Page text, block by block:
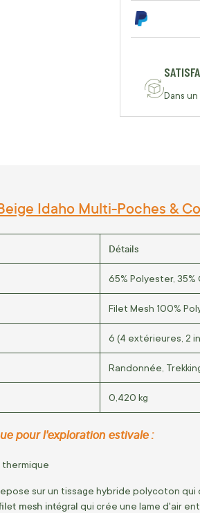
Dans
Idaho Multi-Poches &
Détails
65% Polyester, 35%
Filet Mesh 100%
6 (4 extérieures, 2
Randonnée,
0,420 kg
pour l'exploration estivale :
sur un tissage hybride polycoton
mesh intégral qui crée une lame d'air